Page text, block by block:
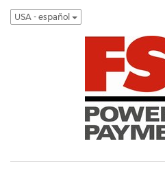
USA - español